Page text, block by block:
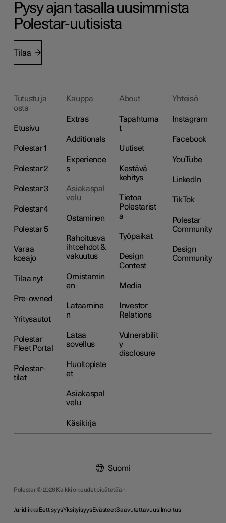
Pysy ajan tasalla uusimmista
Polestar-uutisista
Tilaa
Tutustu ja
osta
Etusivu
Polestar 1
Polestar 2
Polestar 3
Polestar 4
Polestar 5
Varaa
koeajo
Tilaa nyt
Pre-owned
Yritysautot
Polestar
Fleet Portal
Polestar-
tilat
Kauppa
Extras
Additionals
Experience
s
Asiakaspal
velu
Ostaminen
Rahoitusva
ihtoehdot &
vakuutus
Omistamin
en
Lataamine
n
Lataa
sovellus
Huoltopiste
et
Asiakaspal
velu
Käsikirja
About
Tapahtuma
t
Uutiset
Kestävä
kehitys
Tietoa
Polestarist
a
Työpaikat
Design
Contest
Media
Investor
Relations
Vulnerabilit
y
disclosure
Yhteisö
Instagram
Facebook
YouTube
LinkedIn
TikTok
Polestar
Community
Design
Community
Polestar © 2026 Kaikki oikeudet pidätetään
Juridiikka EettisyysYksityisyysEvästeetSaavutettavuusilmoitus
Suomi